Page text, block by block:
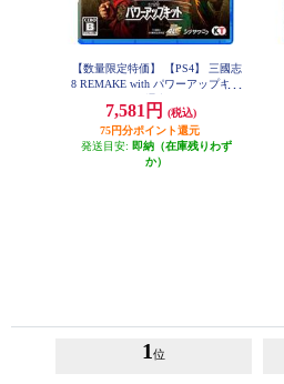
【数量限定特価】 【PS4】 三國志
8 REMAKE with パワーアップキッ
7,581円
(税込)
75円分ポイント還元
発送目安: 即納（在庫残りわず
か）
1 位